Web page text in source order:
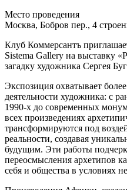
Место проведения
Москва, Бобров пер., 4
Клуб Коммерсантъ
Sistema Gallery на выставку
загадку художника Сергея
Экспозиция охватывает
деятельности художника: с
1990-х до современных
всех произведениях
трансформируются под
реальности, создавая
будущим. Эти работы
переосмысления архетипов
себя и общества в условиях